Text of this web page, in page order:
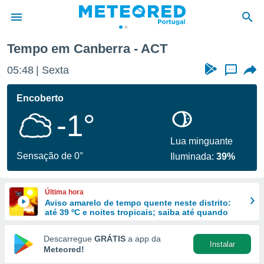
da
foi
fornecidas
a este
das
e
forma
digital
Tempo em Canberra - ACT
05:48 Sexta ...
Encoberto
-1°
Sensação de 0°
Lua minguante
Iluminada:39%
Última hora
Aviso amarelo de tempo quente neste distrito:
até 39 ºC e noites tropicais; saiba até quando
Descarregue GRÁTIS a app da
Meteored!
Instalar